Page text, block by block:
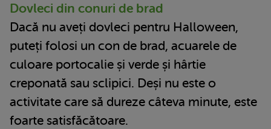
Dovleci din conuri de brad
Dacă nu aveți dovleci pentru Halloween,
puteți folosi un con de brad, acuarele de
culoare portocalie și verde și hârtie
creponată sau sclipici. Deși nu este o
activitate care să dureze câteva minute, este
foarte satisfăcătoare.